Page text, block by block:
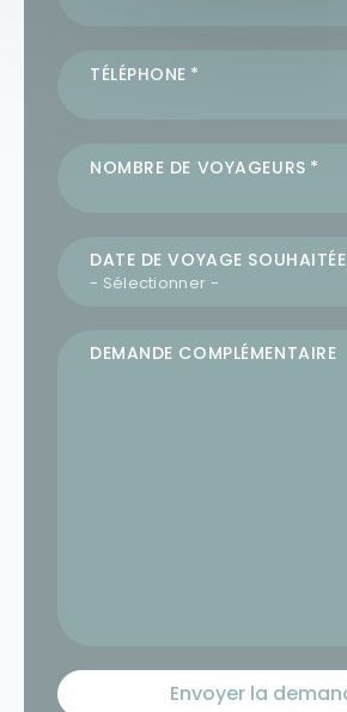
TÉLÉPHONE
NOMBRE DE VOYAGEURS
DATE DE VOYAGE SOUHAITÉE
DEMANDE COMPLÉMENTAIRE